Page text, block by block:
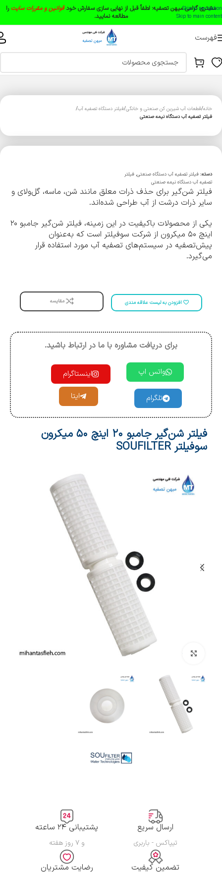
Skip to navigation
Skip to main content
مشتری گرامی میهن تصفیه: لطفاً قبل از نهایی سازی سفارش خودقوانین و مقررات سایت را
مطالعه نمایید.
فهرست
خانه قطعات آب شیرین کن صنعتی و خانگی فیلتر دستگاه تصفیه آب
فیلتر تصفیه آب دستگاه نیمه صنعتی
دسته: فیلتر تصفیه آب دستگاه صنعتی, فیلتر
تصفیه آب دستگاه نیمه صنعتی
فیلتر شن‌گیر برای حذف ذرات معلق مانند شن، ماسه، گل‌ولای و
سایر ذرات درشت از آب طراحی شده‌اند.
یکی از محصولات باکیفیت در این زمینه، فیلتر شن‌گیر جامبو ۲۰
اینچ ۵۰ میکرون از شرکت سوفیلتر است که به‌عنوان
پیش‌تصفیه در سیستم‌های تصفیه آب مورد استفاده قرار
می‌گیرد.
افزودن به لیست علاقه مندی مقایسه
برای دریافت مشاوره با ما در ارتباط باشید.
واتس اپ اینستاگرام
تلگرام ایتا
فیلتر شن‌گیر جامبو ۲۰ اینچ ۵۰ میکرون
سوفیلتر SOUFILTER
ارسال سریع
تیپاکس - باربری
پشتیبانی ۲۴ ساعته
و ۷ روز هفته
تضمین کیفیت رضایت مشتریان